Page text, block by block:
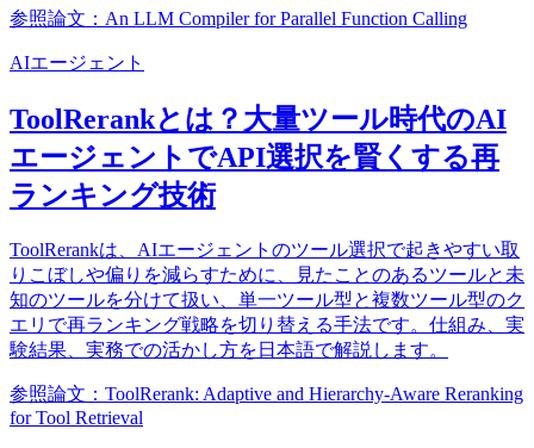
参照論文：An LLM Compiler for Parallel Function Calling
AIエージェント
ToolRerankとは？大量ツール時代のAI
エージェントでAPI選択を賢くする再
ランキング技術
ToolRerankは、AIエージェントのツール選択で起きやすい取
りこぼしや偏りを減らすために、見たことのあるツールと未
知のツールを分けて扱い、単一ツール型と複数ツール型のク
エリで再ランキング戦略を切り替える手法です。仕組み、実
験結果、実務での活かし方を日本語で解説します。
参照論文：ToolRerank: Adaptive and Hierarchy-Aware Reranking
for Tool Retrieval